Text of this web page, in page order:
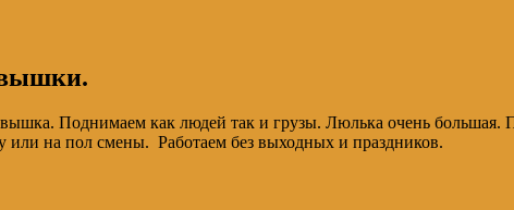
Поднимаем как людей так и грузы. Люлька очень
или на пол смены. Работаем без выходных и праздников.